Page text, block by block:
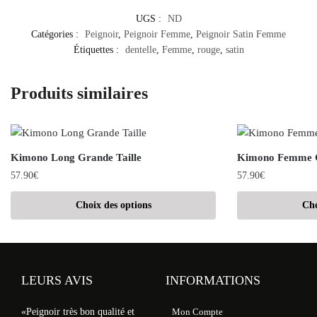
UGS :
ND
Catégories :
Peignoir, Peignoir Femme Peignoir Satin Femme
Étiquettes :
dentelle, Femme, rouge, satin
Produits similaires
Kimono Long Grande Taille
57.90€
Choix des options
Kimono Femme
57.90€
LEURS AVIS
«Peignoir très bon qualité et
INFORMATIONS
Mon Compte